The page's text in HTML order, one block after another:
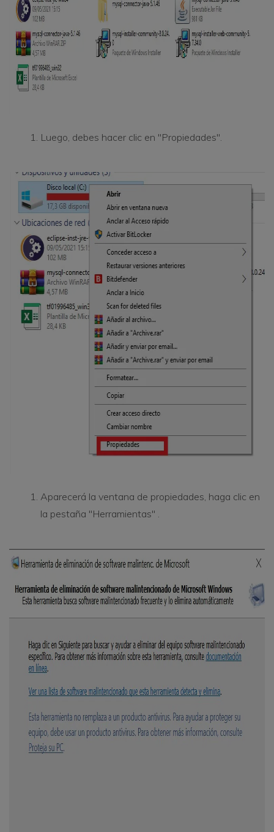
Luego, debes hacer clic en "Propiedades".
Aparecerá la ventana de propiedades, haga clic en
la pestaña "Herramientas" .